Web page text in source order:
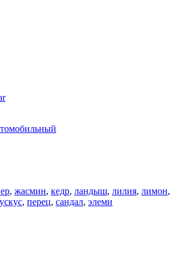
, жасмин, кедр, ландыш, лилия, лимон,
, перец, сандал, элеми